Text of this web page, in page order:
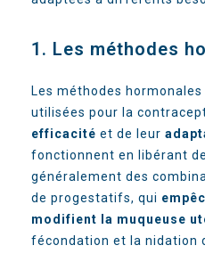
1. Les méthodes
Les méthodes
utilisées pour la
efficacité et de leur
fonctionnent en libérant
généralement des
de progestatifs, qui
modifient la muqueuse
fécondation et la nidation